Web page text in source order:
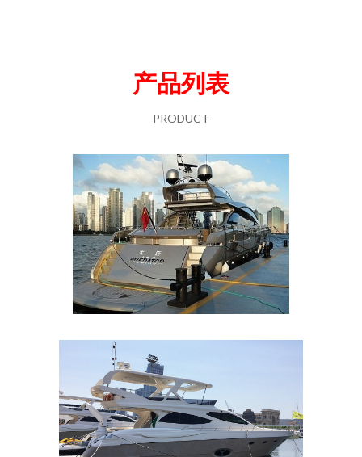
产品列表
PRODUCT